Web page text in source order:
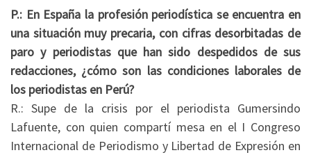
P.: En España la profesión periodística se encuentra en
una situación muy precaria, con cifras desorbitadas de
paro y periodistas que han sido despedidos de sus
redacciones, ¿cómo son las condiciones laborales de
los periodistas en Perú?
R.: Supe de la crisis por el periodista Gumersindo
Lafuente, con quien compartí mesa en el I Congreso
Internacional de Periodismo y Libertad de Expresión en